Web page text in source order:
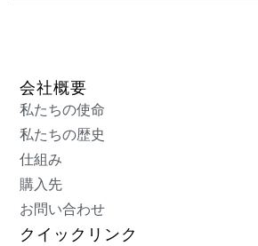
会社概要
私たちの使命
私たちの歴史
仕組み
購入先
お問い合わせ
クイックリンク